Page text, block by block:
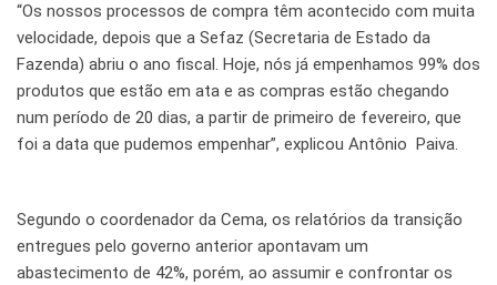
“Os nossos processos de compra têm acontecido com muita
velocidade, depois que a Sefaz (Secretaria de Estado da
Fazenda) abriu o ano fiscal. Hoje, nós já empenhamos 99% dos
produtos que estão em ata e as compras estão chegando
num período de 20 dias, a partir de primeiro de fevereiro, que
foi a data que pudemos empenhar”, explicou Antônio Paiva.
Segundo o coordenador da Cema, os relatórios da transição
entregues pelo governo anterior apontavam um
abastecimento de 42%, porém, ao assumir e confrontar os